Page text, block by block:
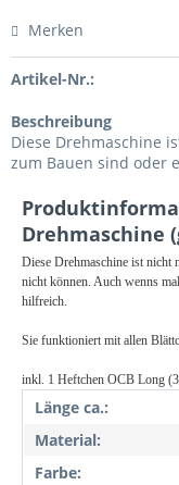
Merken
Artikel-Nr.:
Beschreibung
Diese Drehmaschine
zum Bauen sind oder
Drehmaschine
Diese Drehmaschine ist nicht
nicht können. Auch wenns
hilfreich.
Sie funktioniert mit allen
inkl. 1 Heftchen OCB Long
Länge ca.:
Material:
Farbe: